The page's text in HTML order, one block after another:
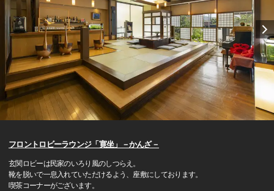
フロントロビーラウンジ「寛坐」－かんざ－
玄関ロビーは民家のいろり風のしつらえ。
靴を脱いで一息入れていただけるよう、座敷にしております。
喫茶コーナーがございます。